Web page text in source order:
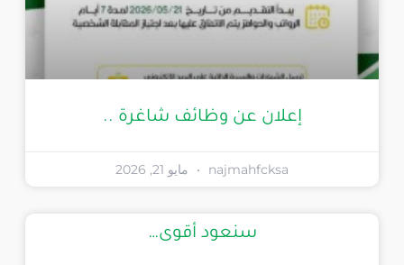
إعلان عن وظائف شاغرة ..
najmahfcksa مايو 21, 2026
سنعود أقوى…